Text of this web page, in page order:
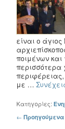
είναι ο
ποιμένων και
περισσότερα
με …
Κατηγορίες:
Πλοήγηση στα
←